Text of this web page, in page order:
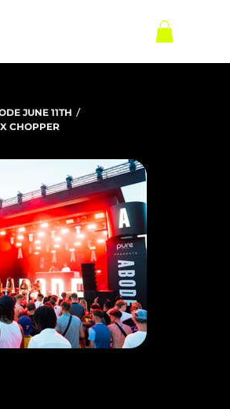
JUNE 11TH /
CHOPPER